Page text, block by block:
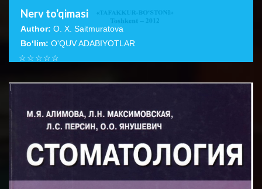
Nerv to'qimasi
Author: O. X. Saitmuratova
Bo‘lim: O'QUV ADABIYOTLAR
☆
☆
☆
☆
☆
Ushbu qo‘llanmada, asosan nerv hujayralarining tuzilishi,
to‘qimasi,...